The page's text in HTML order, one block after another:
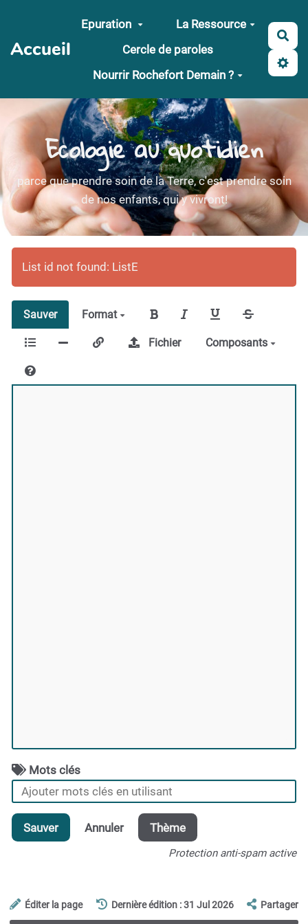
Aller au contenu principal
Accueil
Epuration
La Ressource
Cercle de paroles
Nourrir Rochefort Demain ?
Ecologie au quotidien
parce que prendre soin de la Terre, c'est prendre soin
de nos enfants, qui y vivront!
List id not found: ListE
Sauver Format
Fichier Composants
Mots clés
Sauver Annuler Thème
Protection anti-spam active
Éditer la page Dernière édition : 31 Jul 2026 Partager